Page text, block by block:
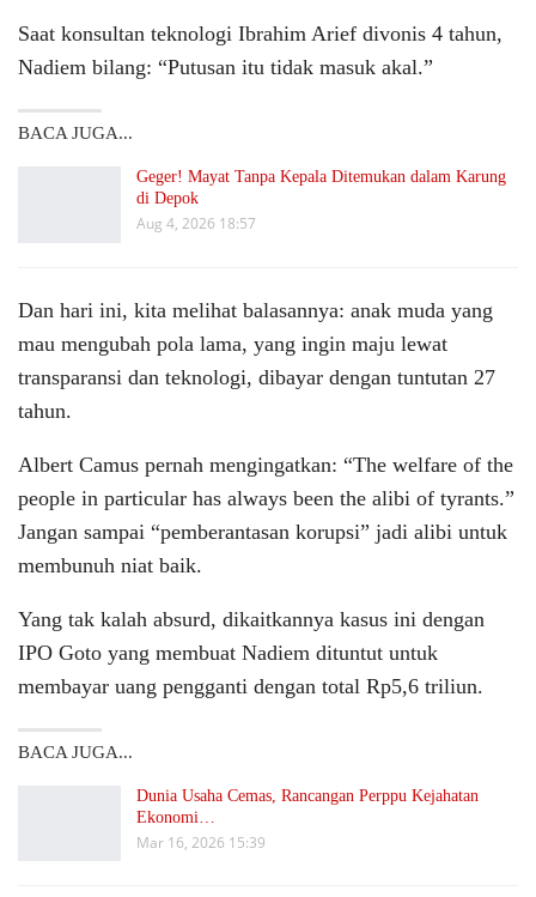
Saat konsultan teknologi Ibrahim Arief divonis 4 tahun,
Nadiem bilang: “Putusan itu tidak masuk akal.”
BACA JUGA...
Geger! Mayat Tanpa Kepala Ditemukan dalam Karung
di Depok
Aug 4, 2026 18:57
Dan hari ini, kita melihat balasannya: anak muda yang
mau mengubah pola lama, yang ingin maju lewat
transparansi dan teknologi, dibayar dengan tuntutan 27
tahun.
Albert Camus pernah mengingatkan: “The welfare of the
people in particular has always been the alibi of tyrants.”
Jangan sampai “pemberantasan korupsi” jadi alibi untuk
membunuh niat baik.
Yang tak kalah absurd, dikaitkannya kasus ini dengan
IPO Goto yang membuat Nadiem dituntut untuk
membayar uang pengganti dengan total Rp5,6 triliun.
BACA JUGA...
Dunia Usaha Cemas, Rancangan Perppu Kejahatan
Ekonomi…
Mar 16, 2026 15:39